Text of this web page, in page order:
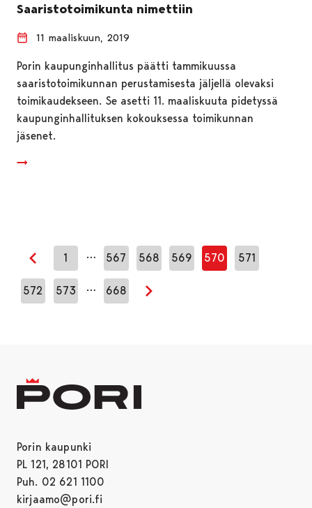
Saaristotoimikunta nimettiin
11 maaliskuun, 2019
Porin kaupunginhallitus päätti tammikuussa
saaristotoimikunnan perustamisesta jäljellä olevaksi
toimikaudekseen. Se asetti 11. maaliskuuta pidetyssä
kaupunginhallituksen kokouksessa toimikunnan
jäsenet.
Edellinen sivu
1 … 567 568 569 570 571
572 573 … 668
Seuraava sivu
Porin kaupunki
PL 121, 28101 PORI
Puh. 02 621 1100
kirjaamo@pori.fi